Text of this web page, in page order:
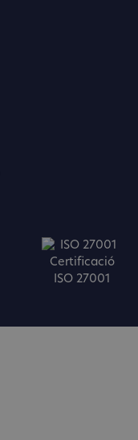
Certificació
ISO 27001